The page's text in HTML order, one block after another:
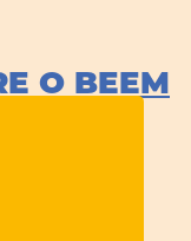
O BEEM